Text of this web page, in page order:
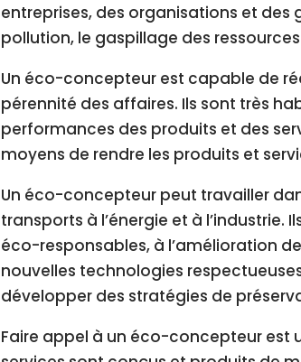
entreprises, des organisations et des
pollution, le gaspillage des
Un éco-concepteur est capable de
pérennité des affaires. Ils sont très
performances des produits et des
moyens de rendre les produits et
Un éco-concepteur peut travailler
transports à l’énergie et à
éco-responsables, à l’amélioration
nouvelles technologies
développer des stratégies de
Faire appel à un éco-concepteur est